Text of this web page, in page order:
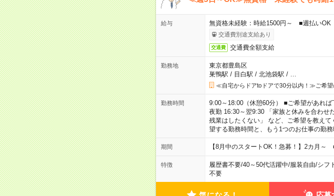
給与 無資格未経験：時給1500円～ ■週払い
交通費別途支給あり
交通費 交通費全額支給
勤務地
東京都豊島区
巣鴨駅 / 目白駅 / 北池袋駅 /
≪自宅からドアtoドアで30分以内！≫ご希望
勤務時間
9:00～18:00（休憩60分） ■ご希望があれ
夜勤 16:30～翌9:30 「家族と休みを合わせ
残業はしたくない」 など、ご希望を教え
望する勤務時間と、もう1つのお仕事の勤
期間 【8月中のスタートOK！急募！】2カ月～
特徴 履歴書不要/40～50代活躍中/服装自由/シフ
不要